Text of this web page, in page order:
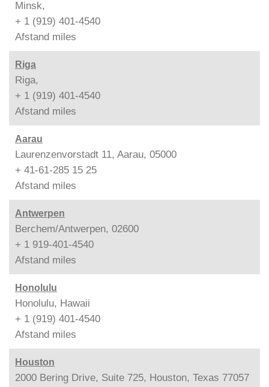
Minsk,
+ 1 (919) 401-4540
Afstand miles
Riga
Riga,
+ 1 (919) 401-4540
Afstand miles
Aarau
Laurenzenvorstadt 11, Aarau, 05000
+ 41-61-285 15 25
Afstand miles
Antwerpen
Berchem/Antwerpen, 02600
+ 1 919-401-4540
Afstand miles
Honolulu
Honolulu, Hawaii
+ 1 (919) 401-4540
Afstand miles
Houston
2000 Bering Drive, Suite 725, Houston, Texas 77057